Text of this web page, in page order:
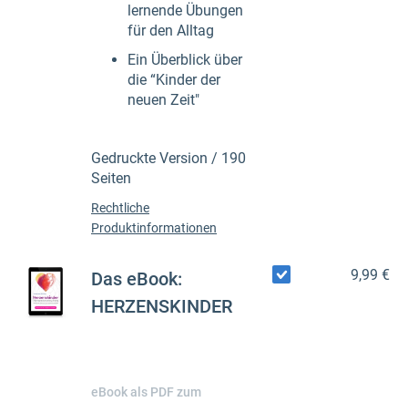
lernende Übungen
für den Alltag
Ein Überblick über
die “Kinder der
neuen Zeit"
Gedruckte Version / 190
Seiten
Rechtliche
Produktinformationen
Das eBook:
HERZENSKINDER
eBook als PDF zum
9,99 €